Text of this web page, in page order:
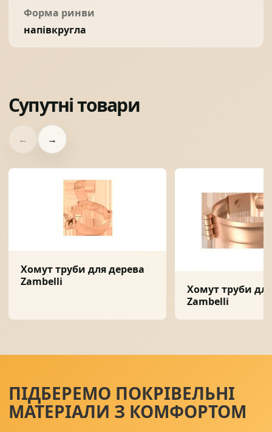
Форма ринви
напівкругла
Супутні товари
← →
Хомут труби для дерева
Zambelli
Хомут труби
Zambelli
ПІДБЕРЕМО ПОКРІВЕЛЬНІ
МАТЕРІАЛИ З КОМФОРТОМ